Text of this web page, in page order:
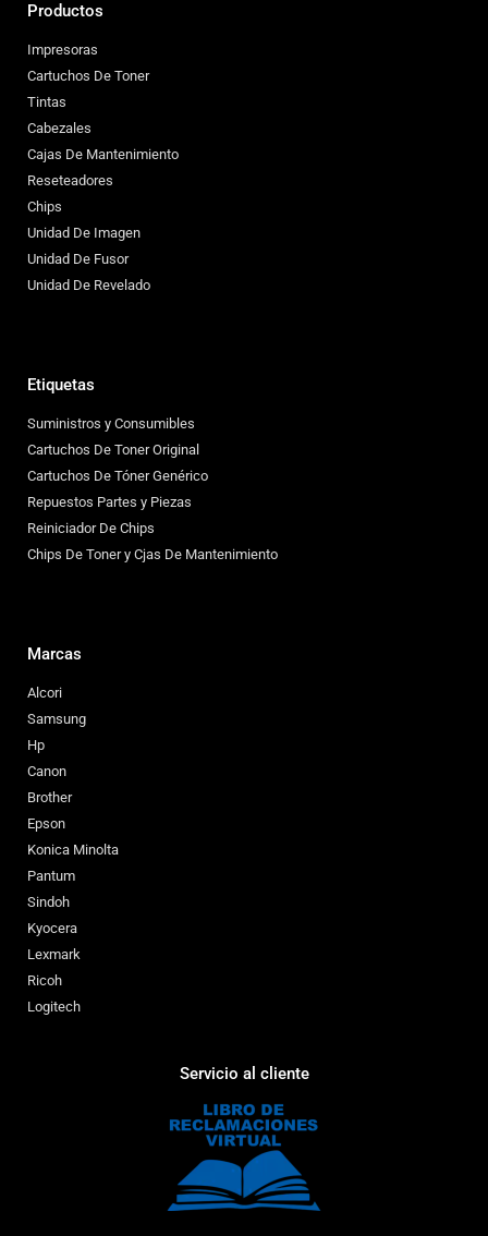
Productos
Impresoras
Cartuchos De Toner
Tintas
Cabezales
Cajas De Mantenimiento
Reseteadores
Chips
Unidad De Imagen
Unidad De Fusor
Unidad De Revelado
Etiquetas
Suministros y Consumibles
Cartuchos De Toner Original
Cartuchos De Tóner Genérico
Repuestos Partes y Piezas
Reiniciador De Chips
Chips De Toner y Cjas De Mantenimiento
Marcas
Alcori
Samsung
Hp
Canon
Brother
Epson
Konica Minolta
Pantum
Sindoh
Kyocera
Lexmark
Ricoh
Logitech
Servicio al cliente